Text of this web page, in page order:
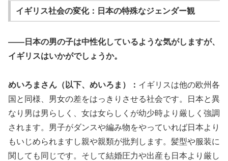
イギリス社会の変化：日本の特殊なジェンダー観
――日本の男の子は中性化しているような気がしますが、
イギリスはいかがでしょうか。
めいろまさん（以下、めいろま）： イギリスは他の欧州各
国と同様、男女の差をはっきりさせる社会です。日本と異
なり男は男らしく、女は女らしくが幼少時より厳しく強調
されます。男子がダンスや編み物をやっていれば日本より
もいじめられますし親や親類が批判します。髪型や服装に
関しても同じです。そして結婚圧力や出産も日本より厳し